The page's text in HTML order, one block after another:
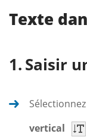
Texte
Saisir
vertical